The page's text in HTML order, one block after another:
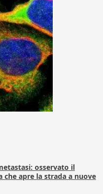
osservato il
che apre la strada a nuove